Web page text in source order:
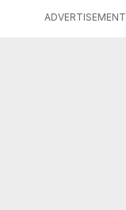
ADVERTISEMENT